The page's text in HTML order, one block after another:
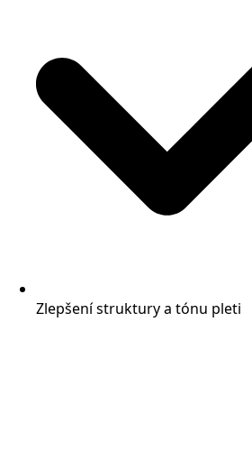
Zlepšení struktury a tónu pleti